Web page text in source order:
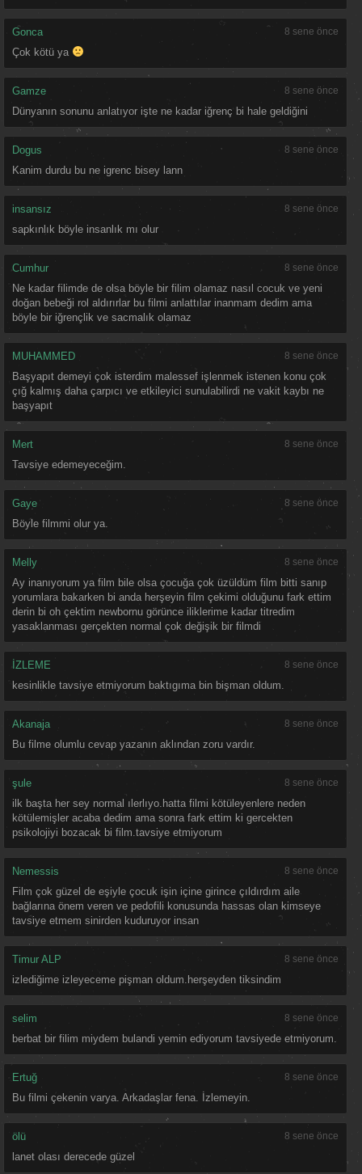
Gonca 8 sene önce
Çok kötü ya
Gamze 8 sene önce
Dünyanın sonunu anlatıyor işte ne kadar iğrenç bi hale geldiğini
Dogus 8 sene önce
Kanim durdu bu ne igrenc bisey lann
insansız 8 sene önce
sapkınlık böyle insanlık mı olur
Cumhur 8 sene önce
Ne kadar filimde de olsa böyle bir filim olamaz nasıl cocuk ve yeni
doğan bebeği rol aldırırlar bu filmi anlattılar inanmam dedim ama
böyle bir iğrençlik ve sacmalık olamaz
MUHAMMED 8 sene önce
Başyapıt demeyi çok isterdim malessef işlenmek istenen konu çok
çığ kalmış daha çarpıcı ve etkileyici sunulabilirdi ne vakit kaybı ne
başyapıt
Mert 8 sene önce
Tavsiye edemeyeceğim.
Gaye 8 sene önce
Böyle filmmi olur ya.
Melly 8 sene önce
Ay inanıyorum ya film bile olsa çocuğa çok üzüldüm film bitti sanıp
yorumlara bakarken bi anda herşeyin film çekimi olduğunu fark ettim
derin bi oh çektim newbornu görünce iliklerime kadar titredim
yasaklanması gerçekten normal çok değişik bir filmdi
İZLEME 8 sene önce
kesinlikle tavsiye etmiyorum baktıgıma bin bişman oldum.
Akanaja 8 sene önce
Bu filme olumlu cevap yazanın aklından zoru vardır.
şule 8 sene önce
ilk başta her sey normal ılerlıyo.hatta filmi kötüleyenlere neden
kötülemişler acaba dedim ama sonra fark ettim ki gercekten
psikolojiyi bozacak bi film.tavsiye etmiyorum
Nemessis 8 sene önce
Film çok güzel de eşiyle çocuk işin içine girince çıldırdım aile
bağlarına önem veren ve pedofili konusunda hassas olan kimseye
tavsiye etmem sinirden kuduruyor insan
Timur ALP 8 sene önce
izlediğime izleyeceme pişman oldum.herşeyden tiksindim
selim 8 sene önce
berbat bir filim miydem bulandi yemin ediyorum tavsiyede etmiyorum.
Ertuğ 8 sene önce
Bu filmi çekenin varya. Arkadaşlar fena. İzlemeyin.
ölü 8 sene önce
lanet olası derecede güzel